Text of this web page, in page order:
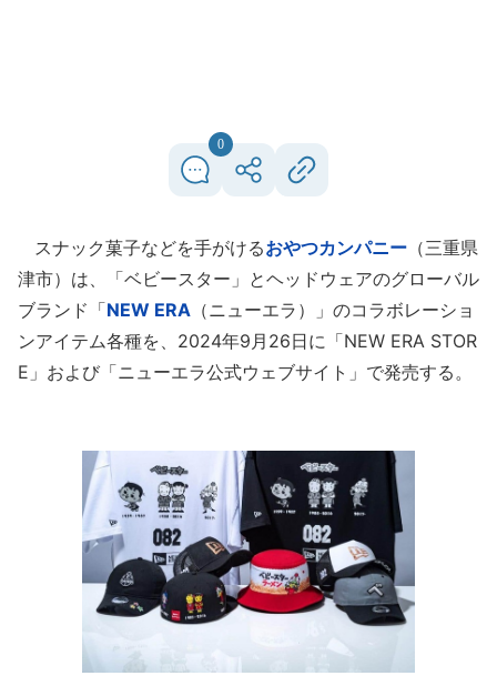
0
スナック菓子などを手がけるおやつカンパニー （三重県
津市）は、「ベビースター」とヘッドウェアのグローバル
ブランド「NEW ERA （ニューエラ）」のコラボレーショ
ンアイテム各種を、2024年9月26日に「NEW ERA STOR
E」および「ニューエラ公式ウェブサイト」で発売する。